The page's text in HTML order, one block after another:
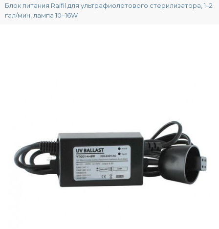
Блок питания Raifil для ультрафиолетового стерилизатора, 1–2
гал/мин, лампа 10–16W